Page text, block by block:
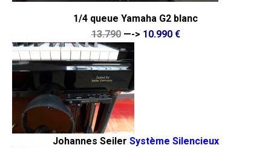
1/4 queue Yamaha G2 blanc
13.790 —-> 10.990 €
Johannes Seiler Système Silencieux